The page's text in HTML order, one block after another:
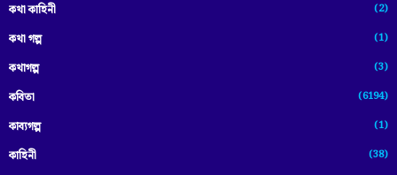
কথা কাহিনী (2)
কথা গল্প (1)
কথাগল্প (3)
কবিতা (6194)
কাব্যগল্প (1)
কাহিনী (38)